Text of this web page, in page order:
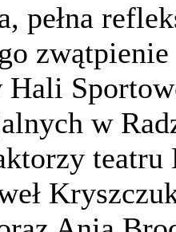
pełna
w